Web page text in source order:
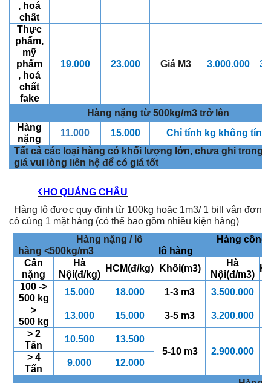
, hoá
chất
Thực
phẩm,
mỹ
phẩm
, hoá
chất
fake
19.000 23.000 Giá M3 3.000.000
Hàng nặng từ 500kg/m3 trở lên
Hàng
nặng
11.000 15.000
Chỉ tính kg không tính
Tất cả các loại hàng có khối lượng lớn, chưa ghi trong
giá vui lòng liên hệ để có giá tốt
B. KHO QUẢNG CHÂU
Hàng lô được quy định từ 100kg hoặc 1m3/ 1 bill vận đơn
có cùng 1 mặt hàng (có thể bao gồm nhiều kiện hàng)
Hàng nặng / lô
hàng <500kg/m3
Hàng cồng
lô hàng
Cân
nặng
Hà
Nội(đ/kg)
HCM(đ/kg) Khối(m3)
Hà
Nội(đ/m3)
100 ->
500 kg
15.000 18.000 1-3 m3 3.500.000
>
500 kg
13.000 15.000 3-5 m3 3.200.000
> 2
Tấn
10.500
13.500
5-10 m3 2.900.000
> 4
Tấn
9.000
12.000